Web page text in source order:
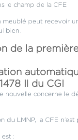
le champ de la CFE
meublé peut recevoir
bien.
de la
II du CGI
nouvelle concerne le
du LMNP, la CFE n’est
: